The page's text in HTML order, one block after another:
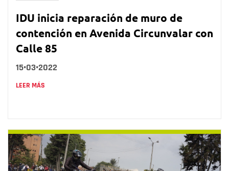
IDU inicia reparación de muro de
contención en Avenida Circunvalar con
Calle 85
15•03•2022
LEER MÁS